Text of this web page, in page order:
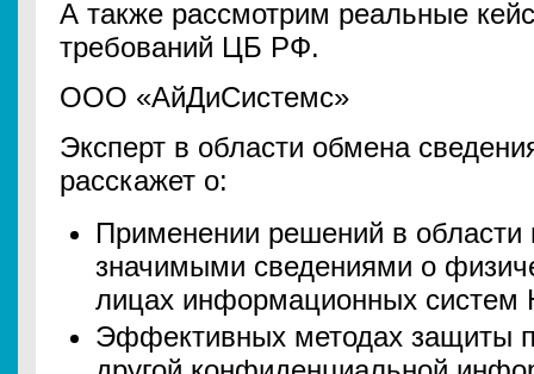
А также рассмотрим реальные
требований ЦБ РФ.
ООО «АйДиСистемс»
Эксперт в области обмена
расскажет о:
Применении решений в
значимыми сведениями о
лицах информационных
Эффективных методах защиты